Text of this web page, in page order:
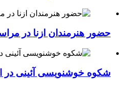
حضور هنرمندان ازنا در
شکوه خوشنویسی آئینی در